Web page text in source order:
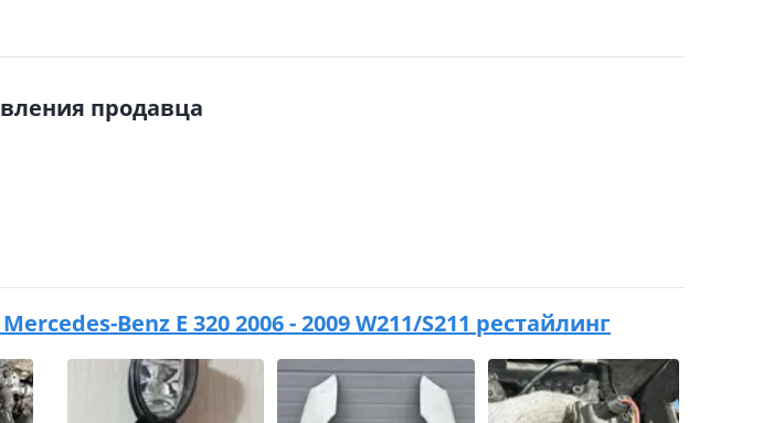
продавца
Mercedes-Benz E 320 2006 - 2009 W211/S211 рестайлинг